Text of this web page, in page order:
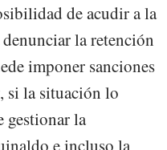
de acudir a la
la retención
imponer sanciones
si la situación lo
gestionar la
e incluso la